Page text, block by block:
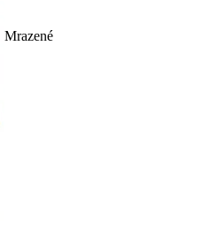
Mrazené